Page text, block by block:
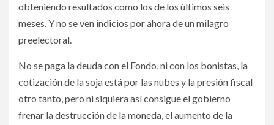
obteniendo resultados como los de los últimos seis
meses. Y no se ven indicios por ahora de un milagro
preelectoral.
No se paga la deuda con el Fondo, ni con los bonistas, la
cotización de la soja está por las nubes y la presión fiscal
otro tanto, pero ni siquiera así consigue el gobierno
frenar la destrucción de la moneda, el aumento de la